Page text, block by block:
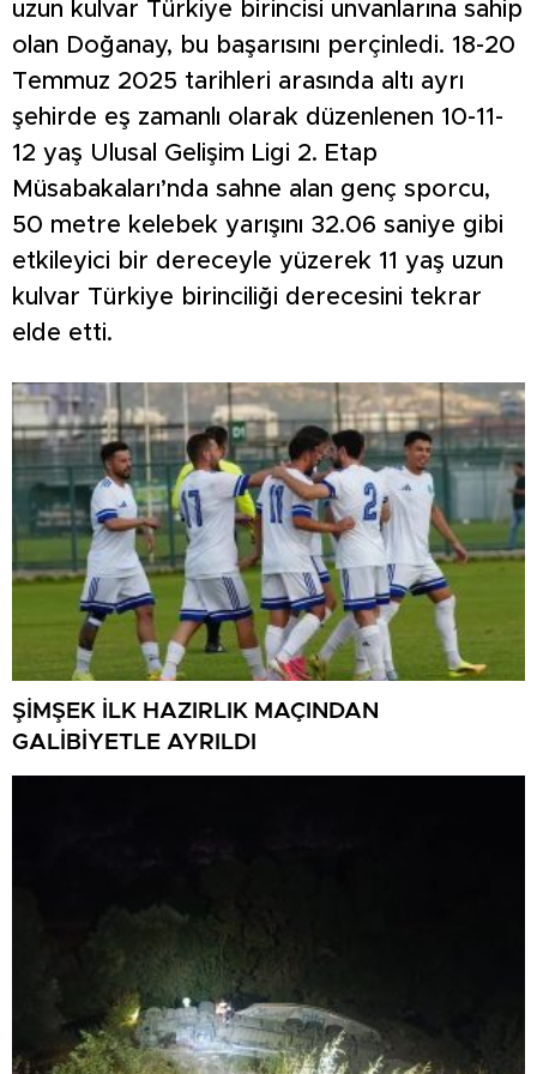
uzun kulvar Türkiye birincisi unvanlarına sahip
olan Doğanay, bu başarısını perçinledi. 18-20
Temmuz 2025 tarihleri arasında altı ayrı
şehirde eş zamanlı olarak düzenlenen 10-11-
12 yaş Ulusal Gelişim Ligi 2. Etap
Müsabakaları’nda sahne alan genç sporcu,
50 metre kelebek yarışını 32.06 saniye gibi
etkileyici bir dereceyle yüzerek 11 yaş uzun
kulvar Türkiye birinciliği derecesini tekrar
elde etti.
ŞİMŞEK İLK HAZIRLIK MAÇINDAN
GALİBİYETLE AYRILDI